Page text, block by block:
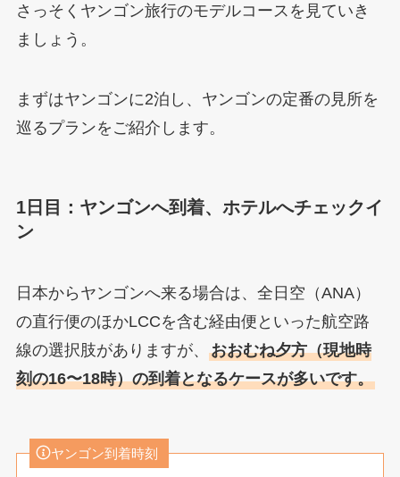
さっそくヤンゴン旅行のモデルコースを見ていき
ましょう。
まずはヤンゴンに2泊し、ヤンゴンの定番の見所を
巡るプランをご紹介します。
1日目：ヤンゴンへ到着、ホテルへチェックイ
ン
日本からヤンゴンへ来る場合は、全日空（ANA）
の直行便のほかLCCを含む経由便といった航空路
線の選択肢がありますが、 おおむね夕方（現地時
刻の16〜18時）の到着となるケースが多いです。
ヤンゴン到着時刻